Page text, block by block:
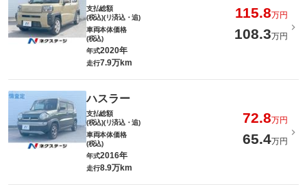
支払総額
(税込)(リ済込・追)
115.8万円
車両本体価格
(税込)
108.3万円
年式2020年
走行7.9万km
ハスラー
支払総額
(税込)(リ済込・追)
72.8万円
車両本体価格
(税込)
65.4万円
年式2016年
走行8.9万km